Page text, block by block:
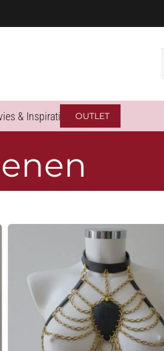
& Inspiratie OUTLET